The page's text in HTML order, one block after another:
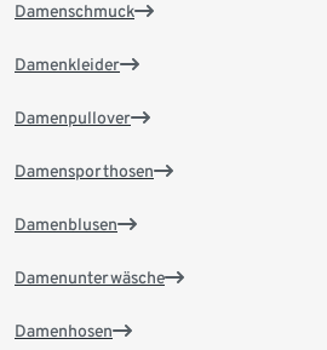
Damenschmuck
Damenkleider
Damenpullover
Damensporthosen
Damenblusen
Damenunterwäsche
Damenhosen